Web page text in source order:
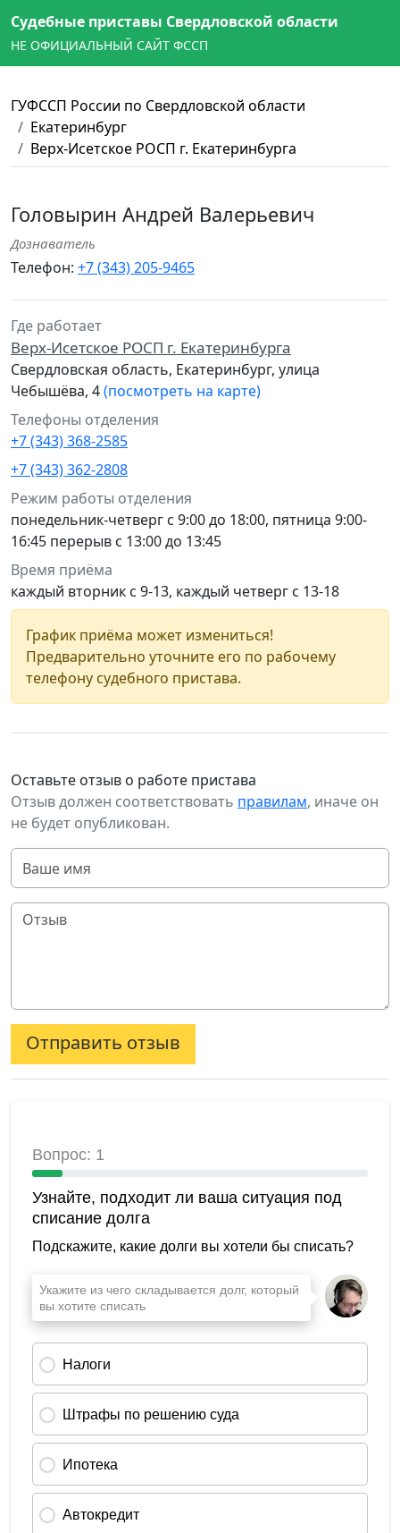
Судебные приставы Свердловской области
НЕ ОФИЦИАЛЬНЫЙ САЙТ ФССП
ГУФССП России по Свердловской области
Екатеринбург
Верх-Исетское РОСП г. Екатеринбурга
Головырин Андрей Валерьевич
Дознаватель
Телефон: +7 (343) 205-9465
Где работает
Верх-Исетское РОСП г. Екатеринбурга
Свердловская область, Екатеринбург, улица
Чебышёва, 4(посмотреть на карте)
Телефоны отделения
+7 (343) 368-2585
+7 (343) 362-2808
Режим работы отделения
понедельник-четверг с 9:00 до 18:00, пятница 9:00-
16:45 перерыв с 13:00 до 13:45
Время приёма
каждый вторник с 9-13, каждый четверг с 13-18
График приёма может измениться!
Предварительно уточните его по рабочему
телефону судебного пристава.
Оставьте отзыв о работе пристава
Отзыв должен соответствовать правилам, иначе он
не будет опубликован.
Отправить отзыв